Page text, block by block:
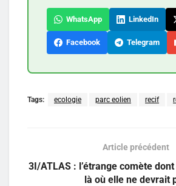
WhatsApp LinkedIn
Facebook Telegram
Tags: ecologie parc eolien recif
Article précédent
3I/ATLAS : l’étrange comète
là où elle ne devrait